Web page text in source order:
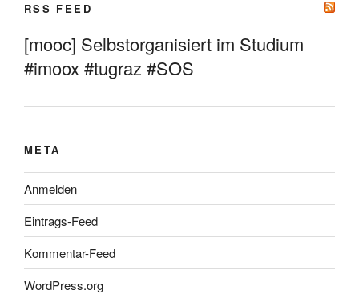
RSS FEED
[mooc] Selbstorganisiert im Studium
#imoox #tugraz #SOS
META
Anmelden
Eintrags-Feed
Kommentar-Feed
WordPress.org